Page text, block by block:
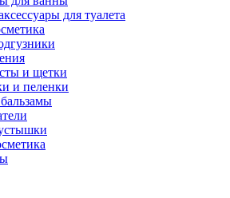
для туалета
и щетки
и пеленки